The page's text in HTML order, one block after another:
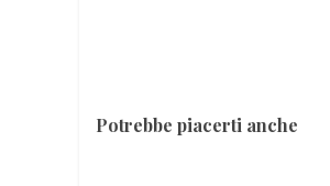
Potrebbe piacerti anche